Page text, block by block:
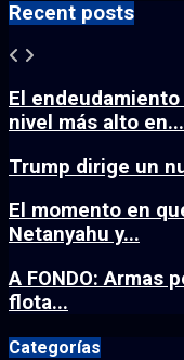
Recent posts
El
nivel más alto en...
Trump dirige un
El momento en
Netanyahu y...
A FONDO: Armas
flota...
Categorías